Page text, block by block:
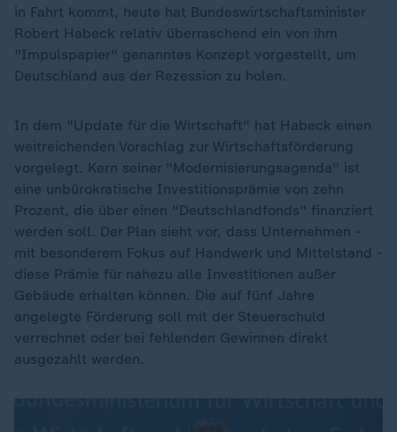
in Fahrt kommt, heute hat Bundeswirtschaftsminister
Robert Habeck relativ überraschend ein von ihm
"Impulspapier" genanntes Konzept vorgestellt, um
Deutschland aus der Rezession zu holen.
In dem "Update für die Wirtschaft" hat Habeck einen
weitreichenden Vorschlag zur Wirtschaftsförderung
vorgelegt. Kern seiner "Modernisierungsagenda" ist
eine unbürokratische Investitionsprämie von zehn
Prozent, die über einen "Deutschlandfonds" finanziert
werden soll. Der Plan sieht vor, dass Unternehmen -
mit besonderem Fokus auf Handwerk und Mittelstand -
diese Prämie für nahezu alle Investitionen außer
Gebäude erhalten können. Die auf fünf Jahre
angelegte Förderung soll mit der Steuerschuld
verrechnet oder bei fehlenden Gewinnen direkt
ausgezahlt werden.